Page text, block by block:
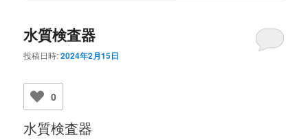
水質検査器
投稿日時:2024年2月15日
0
水質検査器